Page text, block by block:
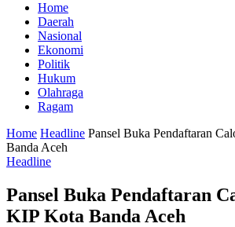
Home
Daerah
Nasional
Ekonomi
Politik
Hukum
Olahraga
Ragam
Home Headline Pansel Buka Pendaftaran
Banda Aceh
Headline
Pansel Buka Pendaftaran
KIP Kota Banda Aceh